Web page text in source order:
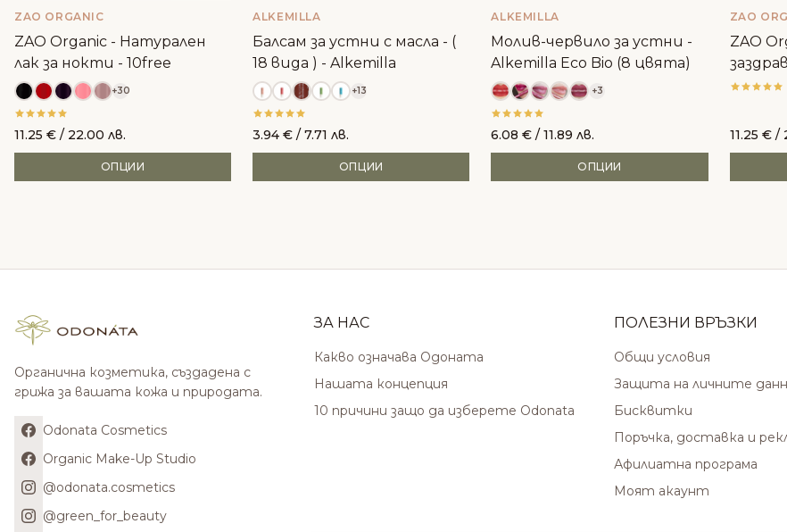
ZAO ORGANIC
ZAO Organic - Натурален
лак за нокти - 10free
+30
11.25 € / 22.00 лв.
ОПЦИИ
ALKEMILLA
Балсам за устни с масла - (
18 вида ) - Alkemilla
+13
3.94€ / 7.71 лв.
ОПЦИИ
ALKEMILLA
Молив-червило за устни -
Alkemilla Eco Bio (8 цвята)
+3
6.08€ / 11.89 лв.
ОПЦИИ
ZAO
ZAO
11.25 €/
Органична козметика, създадена с
грижа за вашата кожа и природата.
Odonata Cosmetics
Organic Make-Up Studio
@odonata.cosmetics
@green_for_beauty
ЗА НАС
Какво означава Одоната
Нашата концепция
10 причини защо да изберете Odonata
ПОЛЕЗНИ ВРЪЗКИ
Общи условия
Защита на личните
Бисквитки
Поръчка, доставка и
Афилиатна програма
Моят акаунт